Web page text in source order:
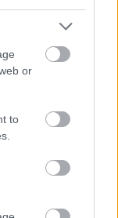
or
to
kapott a
miatt
az áttörésben,
a